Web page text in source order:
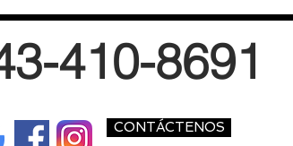
410-8691
CONTÁCTENOS